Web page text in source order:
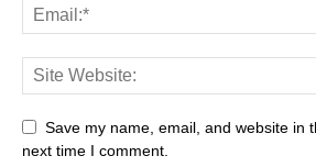
Save my name, email, and website in
next time I comment.